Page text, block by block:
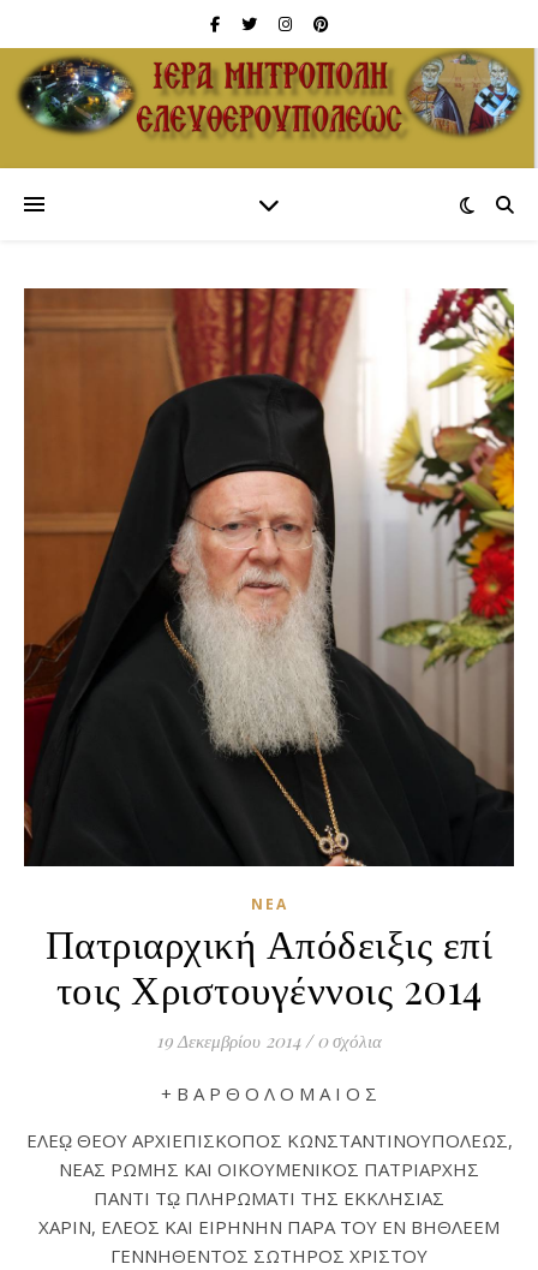
ΝΈΑ
Πατριαρχική Απόδειξις επί
τοις Χριστουγέννοις 2014
19 Δεκεμβρίου 2014 / 0 σχόλια
+ Β Α Ρ Θ Ο Λ Ο Μ Α Ι Ο Σ
ΕΛΕῼ ΘΕΟΥ ΑΡΧΙΕΠΙΣΚΟΠΟΣ ΚΩΝΣΤΑΝΤΙΝΟΥΠΟΛΕΩΣ,
ΝΕΑΣ ΡΩΜΗΣ ΚΑΙ ΟΙΚΟΥΜΕΝΙΚΟΣ ΠΑΤΡΙΑΡΧΗΣ
ΠΑΝΤΙ Τῼ ΠΛΗΡΩΜΑΤΙ ΤΗΣ ΕΚΚΛΗΣΙΑΣ
ΧΑΡΙΝ, ΕΛΕΟΣ ΚΑΙ ΕΙΡΗΝΗΝ ΠΑΡΑ ΤΟΥ ΕΝ ΒΗΘΛΕΕΜ
ΓΕΝΝΗΘΕΝΤΟΣ ΣΩΤΗΡΟΣ ΧΡΙΣΤΟΥ